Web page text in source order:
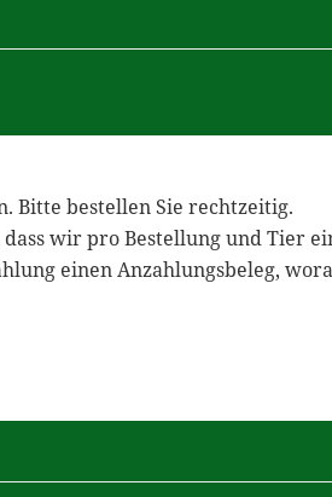
Bitte bestellen Sie rechtzeitig.
wir pro Bestellung und Tier
einen Anzahlungsbeleg,